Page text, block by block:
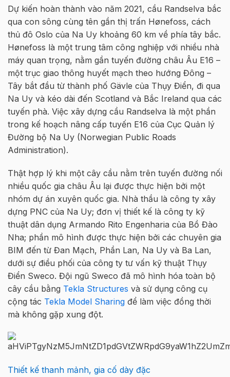
Dự kiến hoàn thành vào năm 2021, cầu Randselva bắc
qua con sông cùng tên gần thị trấn Hønefoss, cách
thủ đô Oslo của Na Uy khoảng 60 km về phía tây bắc.
Hønefoss là một trung tâm công nghiệp với nhiều nhà
máy quan trọng, nằm gần tuyến đường châu Âu E16 –
một trục giao thông huyết mạch theo hướng Đông –
Tây bắt đầu từ thành phố Gävle của Thụy Điển, đi qua
Na Uy và kéo dài đến Scotland và Bắc Ireland qua các
tuyến phà. Việc xây dựng cầu Randselva là một phần
trong kế hoạch nâng cấp tuyến E16 của Cục Quản lý
Đường bộ Na Uy (Norwegian Public Roads
Administration).
Thật hợp lý khi một cây cầu nằm trên tuyến đường nối
nhiều quốc gia châu Âu lại được thực hiện bởi một
nhóm dự án xuyên quốc gia. Nhà thầu là công ty xây
dựng PNC của Na Uy; đơn vị thiết kế là công ty kỹ
thuật dân dụng Armando Rito Engenharia của Bồ Đào
Nha; phần mô hình được thực hiện bởi các chuyên gia
BIM đến từ Đan Mạch, Phần Lan, Na Uy và Ba Lan,
dưới sự điều phối của công ty tư vấn kỹ thuật Thụy
Điển Sweco. Đội ngũ Sweco đã mô hình hóa toàn bộ
cây cầu bằng Tekla Structures và sử dụng công cụ
cộng tác Tekla Model Sharing để làm việc đồng thời
mà không gặp xung đột.
Thiết kế thanh mảnh, gia cố dày đặc